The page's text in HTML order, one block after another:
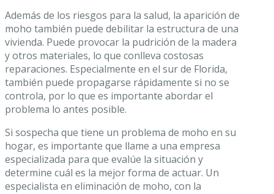
Además de los riesgos para la salud, la aparición de
moho también puede debilitar la estructura de una
vivienda. Puede provocar la pudrición de la madera
y otros materiales, lo que conlleva costosas
reparaciones. Especialmente en el sur de Florida,
también puede propagarse rápidamente si no se
controla, por lo que es importante abordar el
problema lo antes posible.
Si sospecha que tiene un problema de moho en su
hogar, es importante que llame a una empresa
especializada para que evalúe la situación y
determine cuál es la mejor forma de actuar. Un
especialista en eliminación de moho, con la